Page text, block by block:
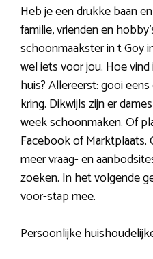
Heb je een drukke baan
familie, vrienden en
schoonmaakster in t Goy
wel iets voor jou. Hoe
huis? Allereerst: gooi
kring. Dikwijls zijn er
week schoonmaken. Of
Facebook of
meer vraag- en
zoeken. In het volgende
voor-stap mee.
Persoonlijke